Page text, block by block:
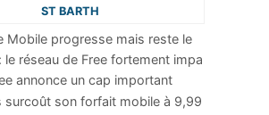
ST BARTH
Mobile progresse mais reste le
...
réseau de Free fortement impa
annonce un cap important
...
surcoût son forfait mobile à 9,99